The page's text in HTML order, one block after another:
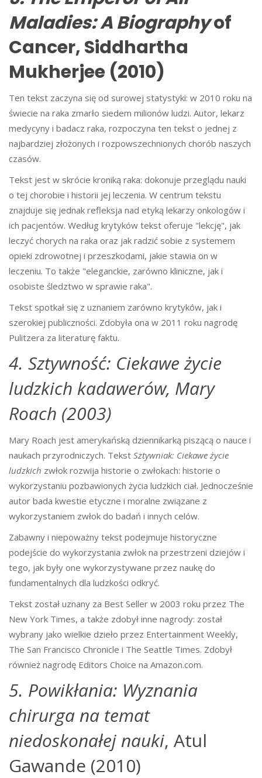
Maladies: A Biographyof
Cancer, Siddhartha
Mukherjee (2010)
Ten tekst zaczyna się od surowej statystyki: w 2010 roku na
świecie na raka zmarło siedem milionów ludzi. Autor, lekarz
medycyny i badacz raka, rozpoczyna ten tekst o jednej z
najbardziej złożonych i rozpowszechnionych chorób naszych
czasów.
Tekst jest w skrócie kroniką raka: dokonuje przeglądu nauki
o tej chorobie i historii jej leczenia. W centrum tekstu
znajduje się jednak refleksja nad etyką lekarzy onkologów i
ich pacjentów. Według krytyków tekst oferuje "lekcję", jak
leczyć chorych na raka oraz jak radzić sobie z systemem
opieki zdrowotnej i przeszkodami, jakie stawia on w
leczeniu. To także "eleganckie, zarówno kliniczne, jak i
osobiste śledztwo w sprawie raka".
Tekst spotkał się z uznaniem zarówno krytyków, jak i
szerokiej publiczności. Zdobyła ona w 2011 roku nagrodę
Pulitzera za literaturę faktu.
4. Sztywność: Ciekawe życie
ludzkich kadawerów, Mary
Roach (2003)
Mary Roach jest amerykańską dziennikarką piszącą o nauce i
naukach przyrodniczych. Tekst Sztywniak: Ciekawe życie
ludzkich zwłok rozwija historie o zwłokach: historie o
wykorzystaniu pozbawionych życia ludzkich ciał. Jednocześnie
autor bada kwestie etyczne i moralne związane z
wykorzystaniem zwłok do badań i innych celów.
Zabawny i niepoważny tekst podejmuje historyczne
podejście do wykorzystania zwłok na przestrzeni dziejów i
tego, jak były one wykorzystywane przez naukę do
fundamentalnych dla ludzkości odkryć.
Tekst został uznany za Best Seller w 2003 roku przez The
New York Times, a także zdobył inne nagrody: został
wybrany jako wielkie dzieło przez Entertainment Weekly,
The San Francisco Chronicle i The Seattle Times. Zdobył
również nagrodę Editors Choice na Amazon.com.
5. Powikłania: Wyznania
chirurga na temat
niedoskonałej nauki, Atul
Gawande (2010)